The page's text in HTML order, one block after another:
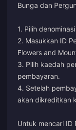
Bunga dan
1. Pilih
2. Masukkan ID
Flowers and
3. Pilih kaedah
pembayaran.
4. Setelah
akan dikreditkan
Untuk mencari ID